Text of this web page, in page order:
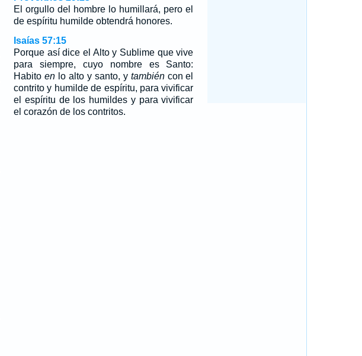
El orgullo del hombre lo humillará, pero el
de espíritu humilde obtendrá honores.
Isaías 57:15
Porque así dice el Alto y Sublime que vive
para siempre, cuyo nombre es Santo:
Habito enlo alto y santo, y tambiéncon el
contrito y humilde de espíritu, para vivificar
el espíritu de los humildes y para vivificar
el corazón de los contritos.